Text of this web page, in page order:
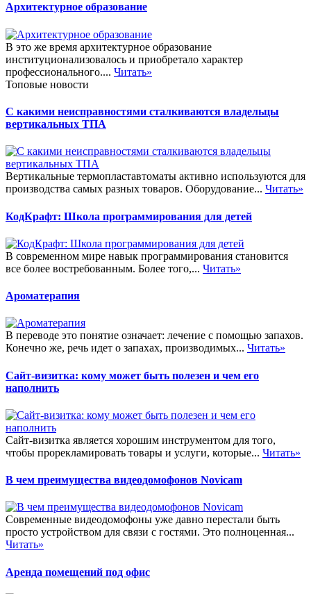
Архитектурное образование
В это же время архитектурное образование
институционализовалось и приобретало характер
профессионального.... Читать»
Топовые новости
С какими неисправностями сталкиваются владельцы
вертикальных ТПА
Вертикальные термопластавтоматы активно используются для
производства самых разных товаров. Оборудование... Читать»
КодКрафт: Школа программирования для детей
В современном мире навык программирования становится
все более востребованным. Более того,... Читать»
Ароматерапия
В переводе это понятие означает: лечение с помощью запахов.
Конечно же, речь идет о запахах, производимых... Читать»
Сайт-визитка: кому может быть полезен и чем его
наполнить
Сайт-визитка является хорошим инструментом для того,
чтобы прорекламировать товары и услуги, которые... Читать»
В чем преимущества видеодомофонов Novicam
Современные видеодомофоны уже давно перестали быть
просто устройством для связи с гостями. Это полноценная...
Читать»
Аренда помещений под офис